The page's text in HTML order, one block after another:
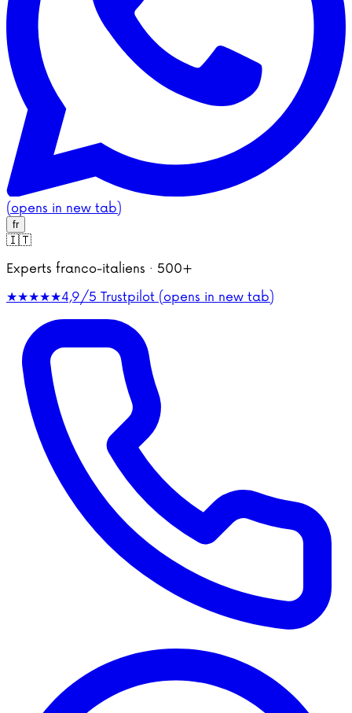
(opens in new tab)
fr
🇮🇹
Experts franco-italiens · 500+
★★★★★4,9/5 Trustpilot (opens in new tab)